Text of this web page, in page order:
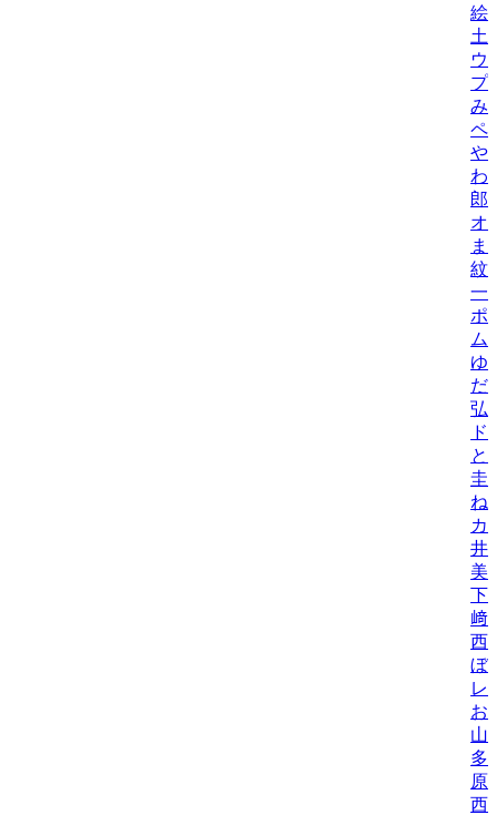
絵/
土
ウ
プ
み/
ペ/
や
わ
郎
オ
ま
紋/
一
ポ
ム
ゆ
だ
弘
ド
と
圭/
ね
カ
井
美/
下
﨑
西
ぼ/
レ
お
山
多
原
西